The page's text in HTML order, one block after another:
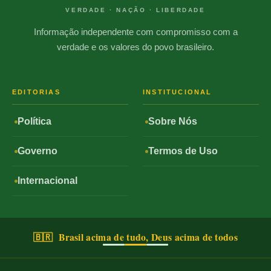
VERDADE · NAÇÃO · LIBERDADE
Informação independente com compromisso com a
verdade e os valores do povo brasileiro.
EDITORIAS
Política
Governo
Internacional
INSTITUCIONAL
Sobre Nós
Termos de Uso
🇧🇷 Brasil acima de tudo, Deus acima de todos